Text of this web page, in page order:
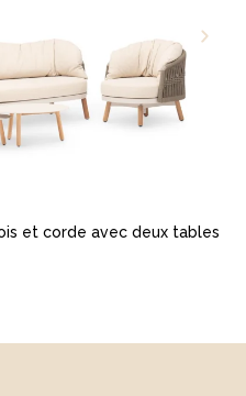
et corde avec deux tables